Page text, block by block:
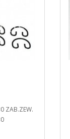
ZAB.ZEW.